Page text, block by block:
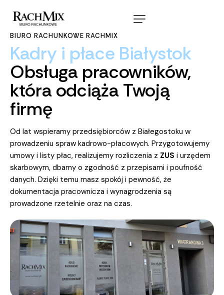
BIURO RACHUNKOWE RACHMIX
Kadry i płace Białystok
Obsługa pracowników,
która odciąża Twoją
firmę
Od lat wspieramy przedsiębiorców z Białegostoku w
prowadzeniu spraw kadrowo-płacowych. Przygotowujemy
umowy i listy płac, realizujemy rozliczenia z ZUS i urzędem
skarbowym, dbamy o zgodność z przepisami i poufność
danych. Dzięki temu masz spokój i pewność, że
dokumentacja pracownicza i wynagrodzenia są
prowadzone rzetelnie oraz na czas.